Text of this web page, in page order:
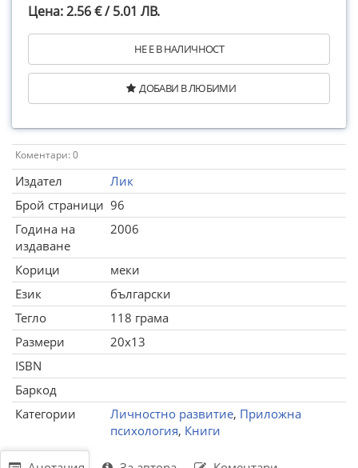
Цена: 2.56 € / 5.01 ЛВ.
НЕ Е В НАЛИЧНОСТ
ДОБАВИ В ЛЮБИМИ
Коментари: 0
Издател
Лик
Брой страници 96
Година на
издаване
2006
Корици
меки
Език
български
Тегло
118 грама
Размери
20x13
ISBN
Баркод
Категории
Личностно развитие, Приложна
психология, Книги